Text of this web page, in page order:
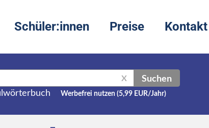
Schüler:innen Preise Kontakt
X Suchen
Werbefrei nutzen (5,99 EUR/Jahr)